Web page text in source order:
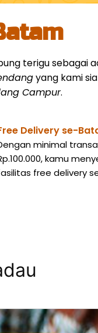
terigu sebagai
yang kami
Campur.
Delivery se-
minimal
kamu
free delivery